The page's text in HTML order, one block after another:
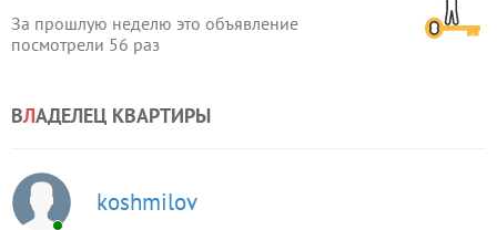
За прошлую неделю это объявление
посмотрели 56 раз
ВЛАДЕЛЕЦ КВАРТИРЫ
koshmilov